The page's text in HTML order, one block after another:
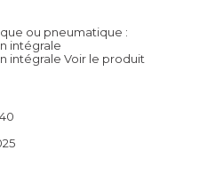
ou pneumatique :
intégrale
intégrale Voir le produit